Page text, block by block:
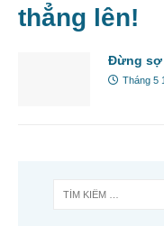
thẳng lên!
Đừng sợ
Tháng 5